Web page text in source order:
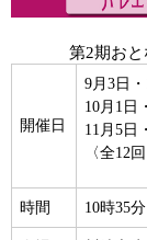
第2期お
開催日
9月3日・
10月1日
11月5日
〈全12
時間 10時35